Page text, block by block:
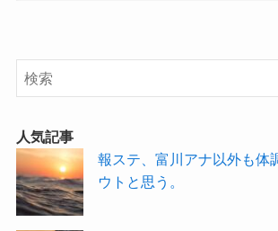
人気記事
報ステ、富川アナ以外も
ウトと思う。